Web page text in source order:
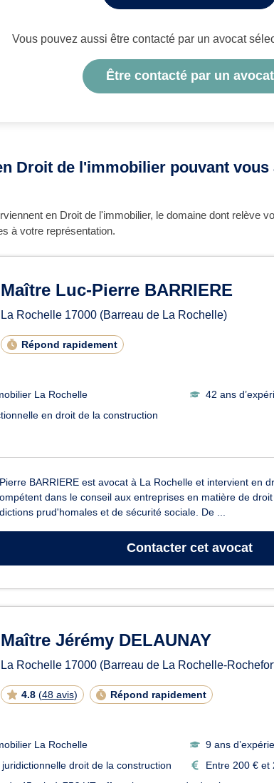
Vous pouvez aussi être contacté par un avocat
Être contacté par un avocat
Droit de l'immobilier pouvant
en Droit de l'immobilier, le domaine dont relève
à votre représentation.
Maître Luc-Pierre BARRIERE
La Rochelle 17000 (Barreau de La Rochelle)
Répond rapidement
La Rochelle
42 ans
en droit de la construction
BARRIERE est avocat à La Rochelle et intervient en
dans le conseil aux entreprises en matière de
prud'homales et de sécurité sociale. De ...
Contacter cet avocat
Maître Jérémy DELAUNAY
La Rochelle 17000 (Barreau de La Rochelle-
4.8 (48 avis) Répond rapidement
La Rochelle
9 ans
juridictionnelle droit de la construction
Entre 200 € et